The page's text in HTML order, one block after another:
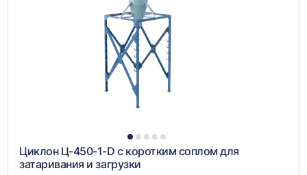
1 2 3 4 5
Циклон Ц-450-1-D с коротким соплом для
затаривания и загрузки